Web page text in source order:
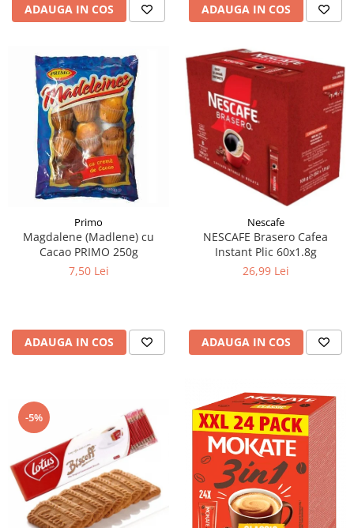
ADAUGA IN COS ADAUGA IN COS
Primo
Magdalene (Madlene) cu
Cacao PRIMO 250g
7,50 Lei
ADAUGA IN COS
Nescafe
NESCAFE Brasero Cafea
Instant Plic 60x1.8g
26,99 Lei
ADAUGA IN COS
-5%